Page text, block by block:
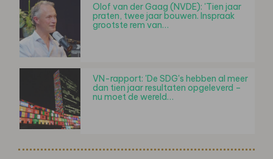
Olof van der Gaag (NVDE): 'Tien jaar
praten, twee jaar bouwen. Inspraak
grootste rem van…
VN-rapport: 'De SDG's hebben al meer
dan tien jaar resultaten opgeleverd –
nu moet de wereld…